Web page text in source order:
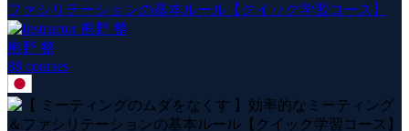
ファシリテーションの基本ルール【クイック学習コース】
熊野 整
88 courses